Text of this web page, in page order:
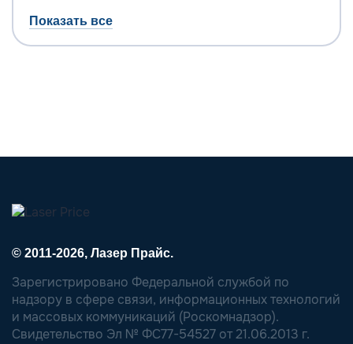
Показать все
© 2011-2026, Лазер Прайс.
Зарегистрировано Федеральной службой по
надзору в сфере связи, информационных технологий
и массовых коммуникаций (Роскомнадзор).
Свидетельство Эл № ФС77-54527 от 21.06.2013 г.